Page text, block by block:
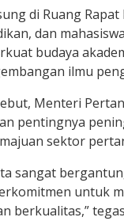
di Ruang Rapat
dan
budaya
ilmu
Menteri
pentingnya
sektor
sangat
untuk
berkualitas,”